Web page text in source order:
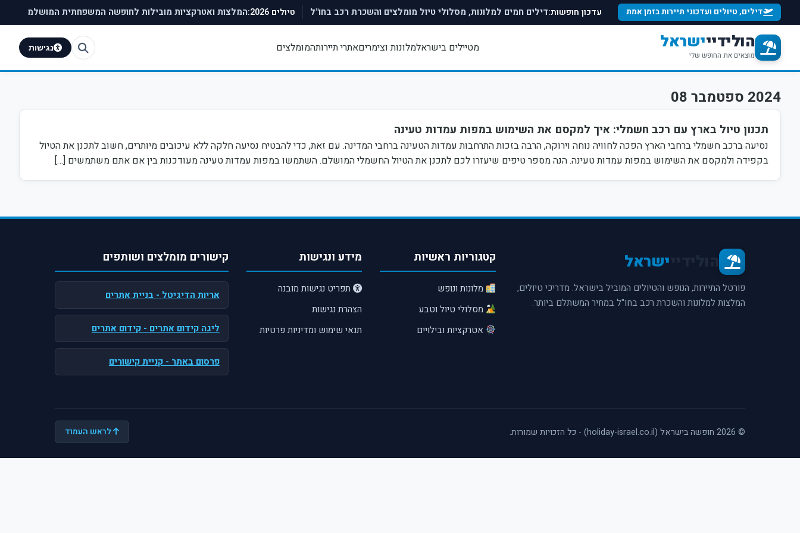
דילים, טיולים ועדכוני תיירות בזמן אמת עדכון חופשות:דילים חמים למלונות, מסלולי טיול מומלצים והשכרת רכב בחו"ל טיולים 2026: המלצות ואטרקציות מובילות לחופשה המשפחתית המושלמת
הולידייישראל
מוצאים את החופש שלי
מטיילים בישראלמלונות וצימריםאתרי תיירותהמומלצים נגישות
2024 ספטמבר 08
תכנון טיול בארץ עם רכב חשמלי: איך למקסם את השימוש במפות עמדות טעינה
נסיעה ברכב חשמלי ברחבי הארץ הפכה לחוויה נוחה וירוקה, הרבה בזכות התרחבות עמדות הטעינה ברחבי המדינה. עם זאת, כדי להבטיח נסיעה חלקה ללא עיכובים מיותרים, חשוב לתכנן את הטיול
בקפידה ולמקסם את השימוש במפות עמדות טעינה. הנה מספר טיפים שיעזרו לכם לתכנן את הטיול החשמלי המושלם. השתמשו במפות עמדות טעינה מעודכנות בין אם אתם משתמשים […]
ישראל
פורטל התיירות, הנופש והטיולים המוביל בישראל. מדריכי טיולים,
המלצות למלונות והשכרת רכב בחו"ל במחיר המשתלם ביותר.
קטגוריות ראשיות
מלונות ונופש
מסלולי טיול וטבע
אטרקציות ובילויים
מידע ונגישות
תפריט נגישות מובנה
הצהרת נגישות
תנאי שימוש ומדיניות פרטיות
קישורים מומלצים ושותפים
אריות הדיגיטל - בניית אתרים
ליגה קידום אתרים - קידום אתרים
פרסום באתר - קניית קישורים
© 2026 חופשה בישראל (holiday-israel.co.il) - כל הזכויות שמורות. לראש העמוד